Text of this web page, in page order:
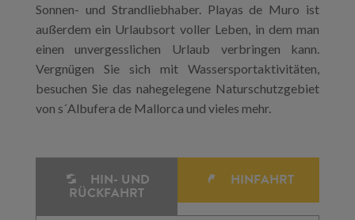
Sonnen- und Strandliebhaber. Playas de Muro ist
außerdem ein Urlaubsort voller Leben, in dem man
einen unvergesslichen Urlaub verbringen kann.
Vergnügen Sie sich mit Wassersportaktivitäten,
besuchen Sie das nahegelegene Naturschutzgebiet
von s´Albufera de Mallorca und vieles mehr.
HIN- UND
RÜCKFAHRT
HINFAHRT